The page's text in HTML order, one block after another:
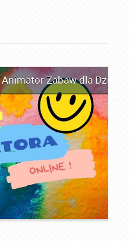
Animator Zabaw dla Dzieci